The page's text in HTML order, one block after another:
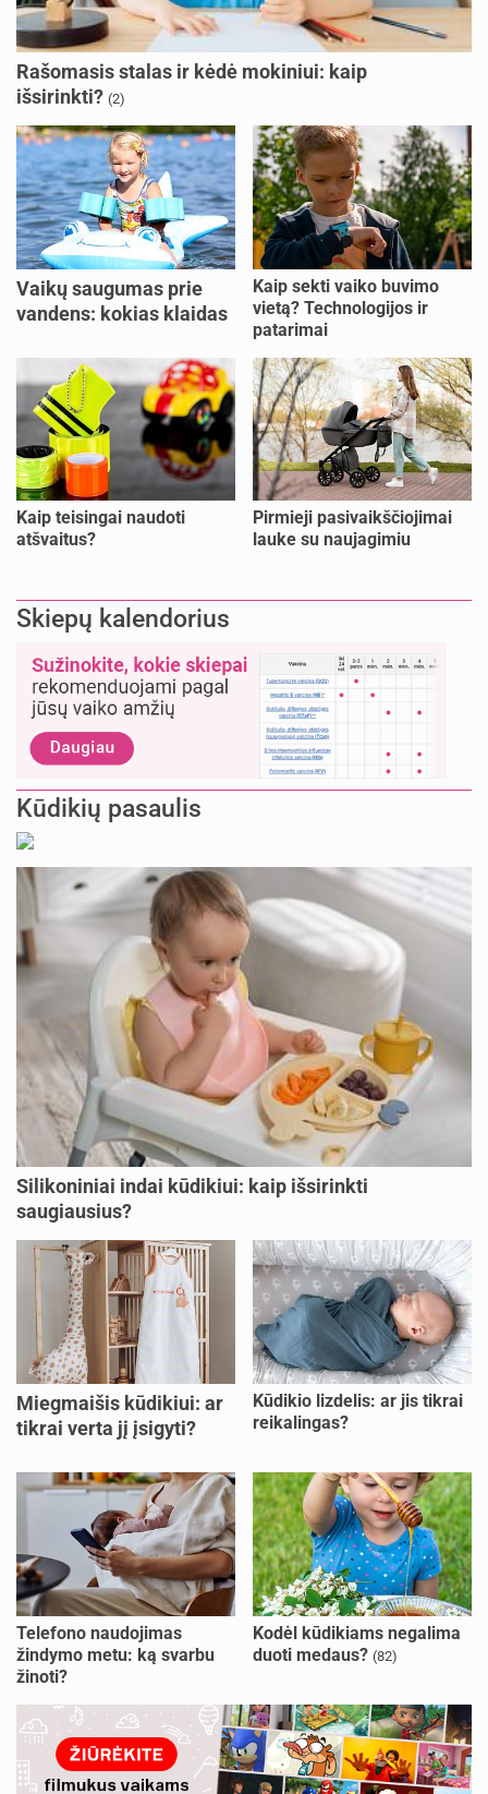
Rašomasis stalas ir kėdė mokiniui: kaip
išsirinkti? (2)
Vaikų saugumas prie
vandens: kokias klaidas
Kaip sekti vaiko buvimo
vietą? Technologijos ir
patarimai
Kaip teisingai naudoti
atšvaitus?
Pirmieji pasivaikščiojimai
lauke su naujagimiu
Skiepų kalendorius
Kūdikių pasaulis
Silikoniniai indai kūdikiui: kaip išsirinkti
saugiausius?
Miegmaišis kūdikiui: ar
tikrai verta jį įsigyti?
Kūdikio lizdelis: ar jis tikrai
reikalingas?
Telefono naudojimas
žindymo metu: ką svarbu
žinoti?
Kodėl kūdikiams negalima
duoti medaus? (82)